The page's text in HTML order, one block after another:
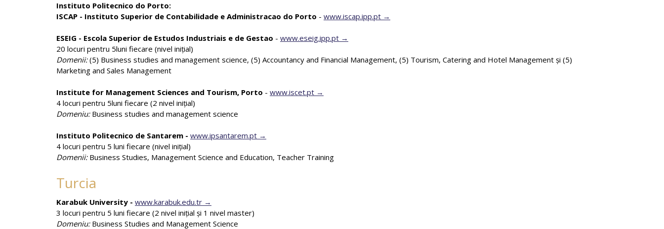
Instituto Politecnico do Porto:
ISCAP - Instituto Superior de Contabilidade e Administracao do Porto - www.iscap.ipp.pt
ESEIG - Escola Superior de Estudos Industriais e de Gestao - www.eseig.ipp.pt
20 locuri pentru 5luni fiecare (nivel iniţial)
Domenii:(5) Business studies and management science, (5) Accountancy and Financial Management, (5) Tourism, Catering and Hotel Management şi (5)
Marketing and Sales Management
Institute for Management Sciences and Tourism, Porto - www.iscet.pt
4 locuri pentru 5luni fiecare (2 nivel iniţial)
Domeniu:Business studies and management science
Instituto Politecnico de Santarem - www.ipsantarem.pt
4 locuri pentru 5 luni fiecare (nivel iniţial)
Domenii: Business Studies, Management Science and Education, Teacher Training
Turcia
Karabuk University - www.karabuk.edu.tr
3 locuri pentru 5 luni fiecare (2 nivel iniţial şi 1 nivel master)
Domeniu:Business Studies and Management Science